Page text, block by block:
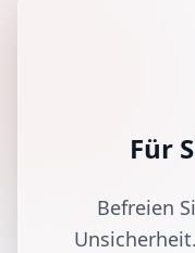
Für
Befreien